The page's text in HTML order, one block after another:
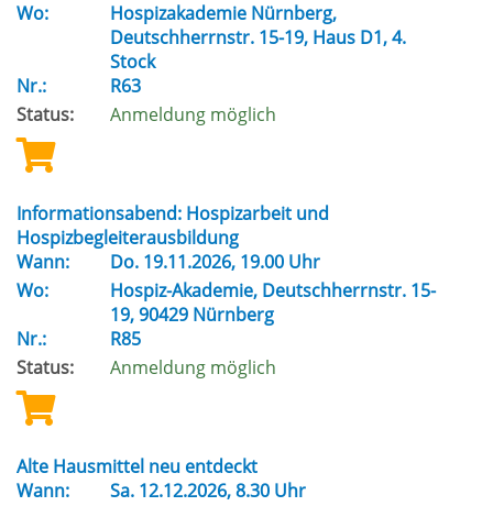
Wo:
Hospizakademie Nürnberg,
Deutschherrnstr. 15-19, Haus D1, 4.
Stock
Nr.:
R63
Status:
Anmeldung möglich
Informationsabend: Hospizarbeit und
Hospizbegleiterausbildung
Wann:
Do. 19.11.2026, 19.00 Uhr
Wo:
Hospiz-Akademie, Deutschherrnstr. 15-
19, 90429 Nürnberg
Nr.:
R85
Status:
Anmeldung möglich
Alte Hausmittel neu entdeckt
Wann:
Sa. 12.12.2026, 8.30 Uhr